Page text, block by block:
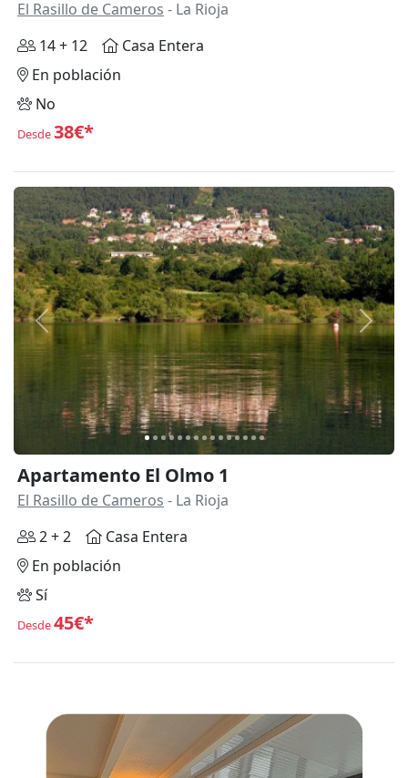
El Rasillo de Cameros - La Rioja
14 + 12
Casa Entera
En población
No
Desde38€*
Anterior
Apartamento El Olmo 1
El Rasillo de Cameros - La Rioja
2 + 2
Casa Entera
En población
Sí
Desde45€*